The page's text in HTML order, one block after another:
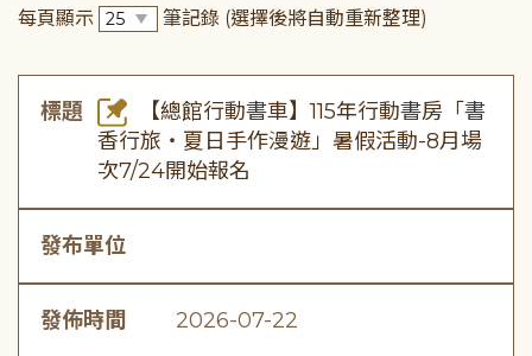
每頁顯示 筆記錄 (選擇後將自動重新整理)
標題
【總館行動書車】115年行動書房「書
香行旅・夏日手作漫遊」暑假活動-8月場
次7/24開始報名
發布單位
發佈時間 2026-07-22